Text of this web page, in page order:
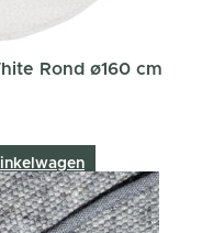
Rond ø160 cm